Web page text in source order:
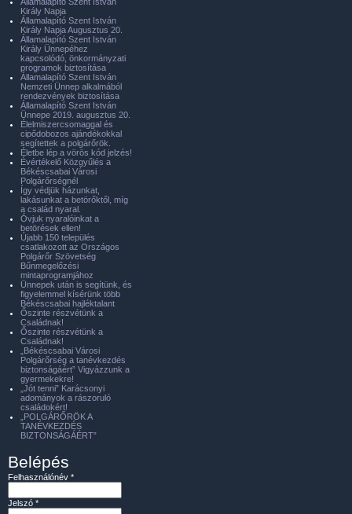
Király Napja
Államalapító Szent István
Király Napja Augusztus 20.
Államalapító Szent István
Király Ünnepéhez
kapcsolódó, önkormányzati
programok biztosítása
Államalapító Szent István
Nemzeti Ünnep alkalmából
rendezvények biztosítása
Államalapító Szent István
Ünnepe 2019. augusztus 20.
Élelmiszercsomaggal és
cipődobozos ajándékokkal
segítettek a polgárőrök.
Életbe lép a vörös kód jelzés!
Évértékelő Közgyűlés a
Békéscsabai Városi
Polgárőrségnél
Így védjük házunkat,
lakásunkat a betörőktől, míg
a család nyaral.
Óvjuk nyaralóinkat a
betörések ellen!
Újabb 150 település
csatlakozott az Országos
Polgárőr Szövetség
Bűnmegelőzési
mintaprogramjához
Ünnepek után is segítünk, és
figyelemmel kísérünk több
Békéscsabai hajléktalant
Őszinte részvétünk a
Családnak!
Őszinte részvétünk a
Családnak!
„Békéscsabai Városi
Polgárőrség a tanévkezdés
biztonságáért” Vigyázzunk a
gyermekekre!
„Jót tenni” Karácsonyi
adományok a rászoruló
családokért!
„POLGÁRŐRÖK A
TANÉVKEZDÉS
BIZTONSÁGÁÉRT”
Belépés
Felhasználónév *
Jelszó *